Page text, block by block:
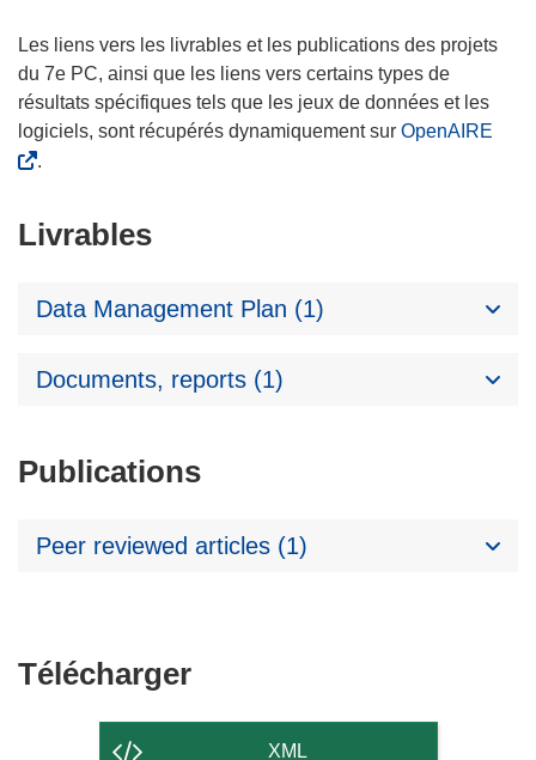
Les liens vers les livrables et les publications des projets
du 7e PC, ainsi que les liens vers certains types de
résultats spécifiques tels que les jeux de données et les
logiciels, sont récupérés dynamiquement sur OpenAIRE
.
Livrables
Data Management Plan (1)
Documents, reports (1)
Publications
Peer reviewed articles (1)
TéléchargerTélécharger
contenu
XML